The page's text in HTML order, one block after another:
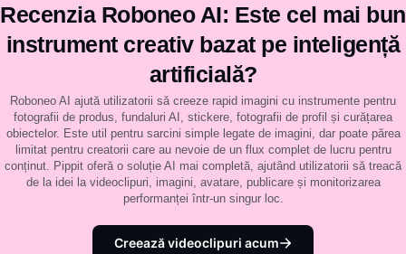
Solutions
Resources
AI Models
One-Click Video Solution
Instantly create engaging
marketing videos by entering a
product link or uploading visuals
with our AI-powered video
generator.
TikTok Ads Manager
Paw Smart's Story
Sleep Shop's Story
2911 Studio Art's Story
Lover Brand Fashion's Story
Help Center
Change Picture Background
Online
Best 8 Bulk Image Resizer in
Promotion Tips
Make Sales-Boosting Promo
Videos
10 Promo Video Ideas
Top Promo Video Template
Websites
Seedream
Seedance
Nano Banana Pro
Recenzia Roboneo AI: Este cel mai bun
instrument creativ bazat pe inteligență
artificială?
Roboneo AI ajută utilizatorii să creeze rapid imagini cu instrumente pentru
fotografii de produs, fundaluri AI, stickere, fotografii de profil și curățarea
obiectelor. Este util pentru sarcini simple legate de imagini, dar poate părea
limitat pentru creatorii care au nevoie de un flux complet de lucru pentru
conținut. Pippit oferă o soluție AI mai completă, ajutând utilizatorii să treacă
de la idei la videoclipuri, imagini, avatare, publicare și monitorizarea
performanței într-un singur loc.
Creează videoclipuri acum